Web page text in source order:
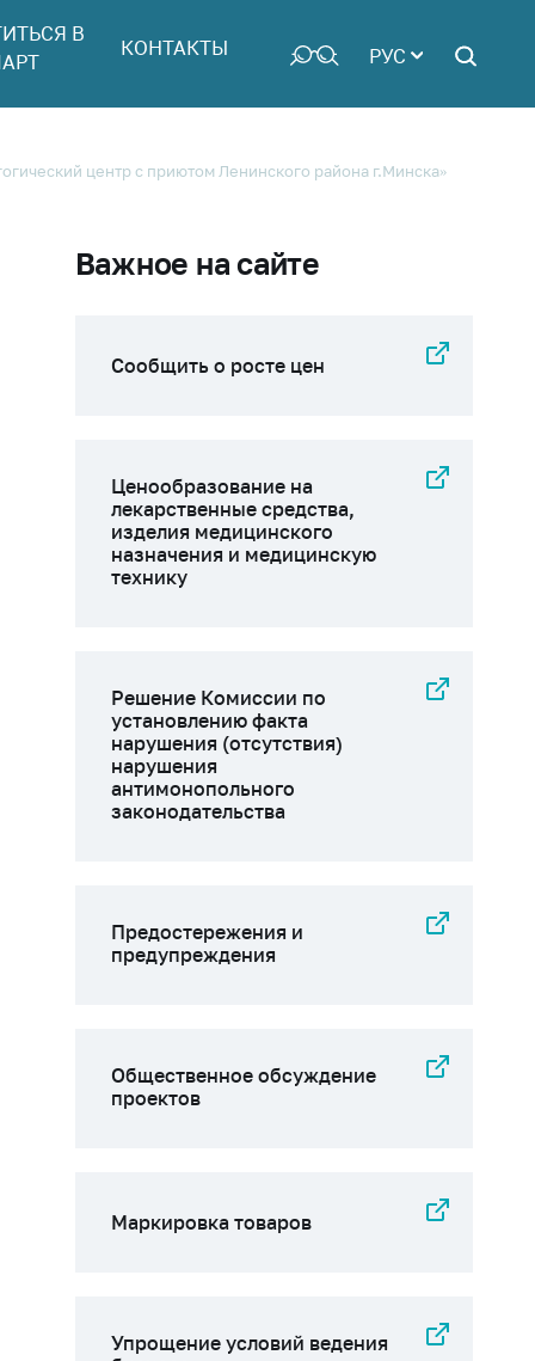
В
КОНТАКТЫ РУС
центр с приютом Ленинского района г.Минска»
Важное на сайте
Сообщить о росте цен
Ценообразование на
лекарственные средства,
изделия медицинского
назначения и медицинскую
технику
Решение Комиссии по
установлению факта
нарушения (отсутствия)
нарушения
антимонопольного
законодательства
Предостережения и
предупреждения
Общественное обсуждение
проектов
Маркировка товаров
Упрощение условий ведения